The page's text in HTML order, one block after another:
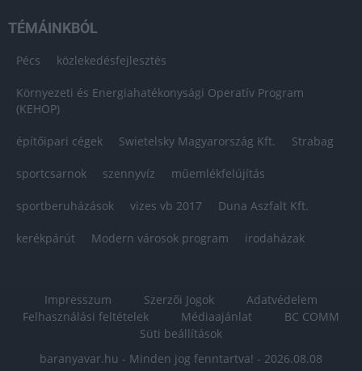
TÉMÁINKBÓL
Pécs közlekedésfejlesztés
Környezeti és Energiahatékonysági Operatív Program
(KEHOP)
építőipari cégek Swietelsky Magyarország Kft. Strabag
sportcsarnok szennyvíz műemlékfelújítás
sportberuházások vizes vb 2017 Duna Aszfalt Kft.
kerékpárút Modern városok program irodaházak
Impresszum Szerzői Jogok
Adatvédelem
Felhasználási feltételek
Médiaajánlat
BC COMM
Süti beállítások
baranyavar.hu - Minden jog fenntartva! - 2026.08.08